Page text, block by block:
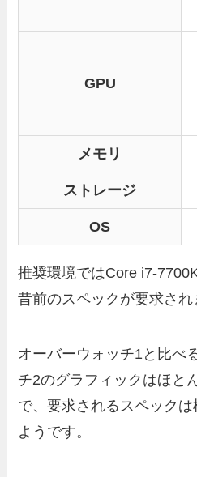
GPU
メモリ
ストレージ
OS
推奨環境ではCore i7-
昔前のスペックが要求され
オーバーウォッチ1と比べ
チ2のグラフィックはほと
で、要求されるスペック
ようです。